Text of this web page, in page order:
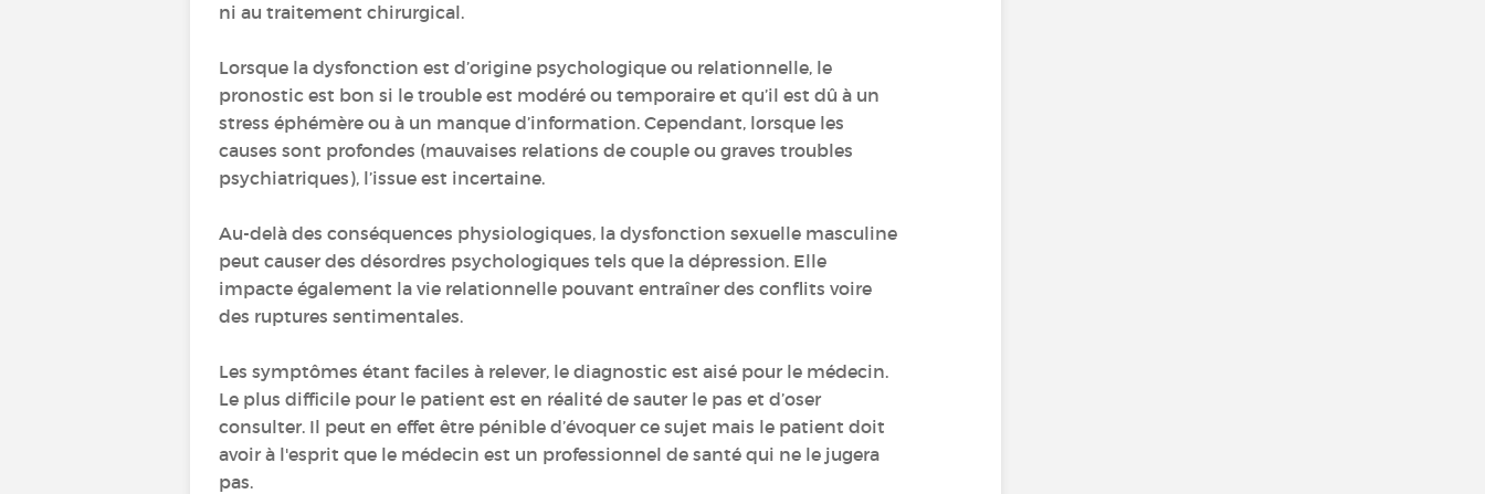
ni au traitement chirurgical.
Lorsque la dysfonction est d’origine psychologique ou relationnelle, le
pronostic est bon si le trouble est modéré ou temporaire et qu’il est dû à un
stress éphémère ou à un manque d’information. Cependant, lorsque les
causes sont profondes (mauvaises relations de couple ou graves troubles
psychiatriques), l’issue est incertaine.
Au-delà des conséquences physiologiques, la dysfonction sexuelle masculine
peut causer des désordres psychologiques tels que la dépression. Elle
impacte également la vie relationnelle pouvant entraîner des conflits voire
des ruptures sentimentales.
Les symptômes étant faciles à relever, le diagnostic est aisé pour le médecin.
Le plus difficile pour le patient est en réalité de sauter le pas et d’oser
consulter. Il peut en effet être pénible d’évoquer ce sujet mais le patient doit
avoir à l'esprit que le médecin est un professionnel de santé qui ne le jugera
pas.